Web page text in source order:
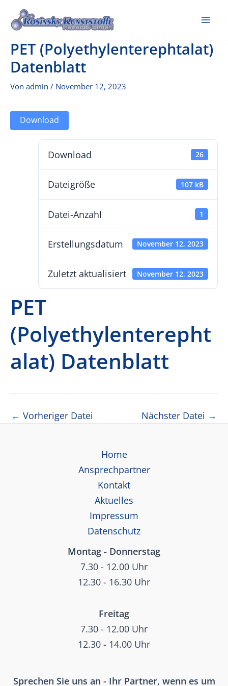
Inhalt
PET (Polyethylenterephtalat)
Datenblatt
Von admin / November 12, 2023
Download
Download 26
Dateigröße 107 kB
Datei-Anzahl 1
Erstellungsdatum November 12, 2023
Zuletzt aktualisiert November 12, 2023
PET
(Polyethylenterepht
alat) Datenblatt
Beitragsnavigation
← Vorheriger Datei Nächster Datei →
Home
Ansprechpartner
Kontakt
Aktuelles
Impressum
Datenschutz
Montag - Donnerstag
7.30 - 12.00 Uhr
12.30 - 16.30 Uhr
Freitag
7.30 - 12.00 Uhr
12.30 - 14.00 Uhr
Sprechen Sie uns an - Ihr Partner, wenn es um